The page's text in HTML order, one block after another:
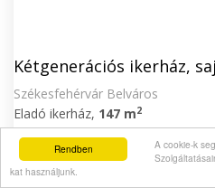
Rendben
A cookie-k
kat használjunk.
Kétgenerációs ikerház,
Székesfehérvár Belváros
Eladó ikerház, 147 m2
124 990 000 Ft